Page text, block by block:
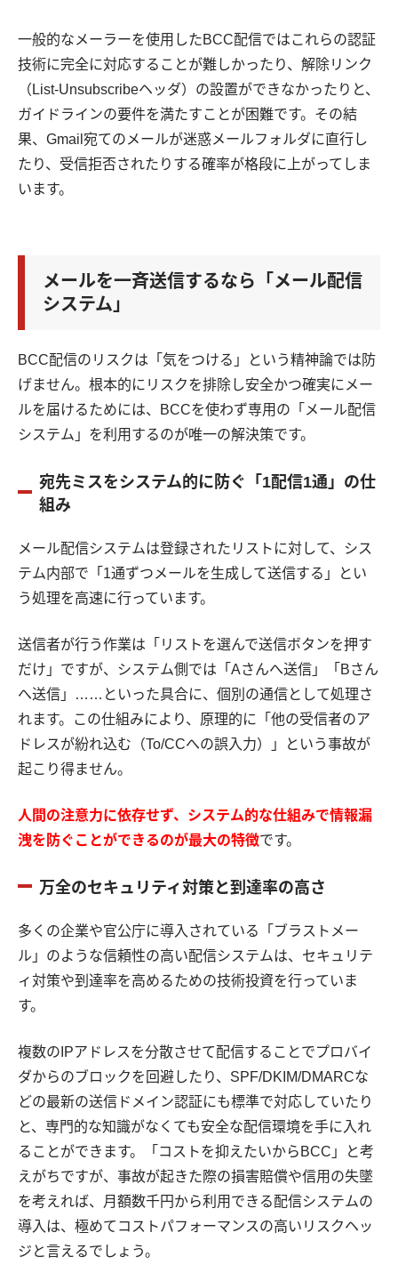
一般的なメーラーを使用したBCC配信ではこれらの認証
技術に完全に対応することが難しかったり、解除リンク
（List-Unsubscribeヘッダ）の設置ができなかったりと、
ガイドラインの要件を満たすことが困難です。その結
果、Gmail宛てのメールが迷惑メールフォルダに直行し
たり、受信拒否されたりする確率が格段に上がってしま
います。
メールを一斉送信するなら「メール配信
システム」
BCC配信のリスクは「気をつける」という精神論では防
げません。根本的にリスクを排除し安全かつ確実にメー
ルを届けるためには、BCCを使わず専用の「メール配信
システム」を利用するのが唯一の解決策です。
宛先ミスをシステム的に防ぐ「1配信1通」の仕
組み
メール配信システムは登録されたリストに対して、シス
テム内部で「1通ずつメールを生成して送信する」とい
う処理を高速に行っています。
送信者が行う作業は「リストを選んで送信ボタンを押す
だけ」ですが、システム側では「Aさんへ送信」「Bさん
へ送信」……といった具合に、個別の通信として処理さ
れます。この仕組みにより、原理的に「他の受信者のア
ドレスが紛れ込む（To/CCへの誤入力）」という事故が
起こり得ません。
人間の注意力に依存せず、システム的な仕組みで情報漏
洩を防ぐことができるのが最大の特徴です。
万全のセキュリティ対策と到達率の高さ
多くの企業や官公庁に導入されている「ブラストメー
ル」のような信頼性の高い配信システムは、セキュリテ
ィ対策や到達率を高めるための技術投資を行っていま
す。
複数のIPアドレスを分散させて配信することでプロバイ
ダからのブロックを回避したり、SPF/DKIM/DMARCな
どの最新の送信ドメイン認証にも標準で対応していたり
と、専門的な知識がなくても安全な配信環境を手に入れ
ることができます。「コストを抑えたいからBCC」と考
えがちですが、事故が起きた際の損害賠償や信用の失墜
を考えれば、月額数千円から利用できる配信システムの
導入は、極めてコストパフォーマンスの高いリスクヘッ
ジと言えるでしょう。